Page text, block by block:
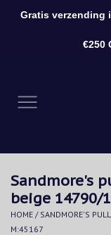
Kleding
Accessoires
Cadeaubon
Sandmore's
beige 14790/
HOME / SANDMORE'S
M:45167
Gratis verzending
€250